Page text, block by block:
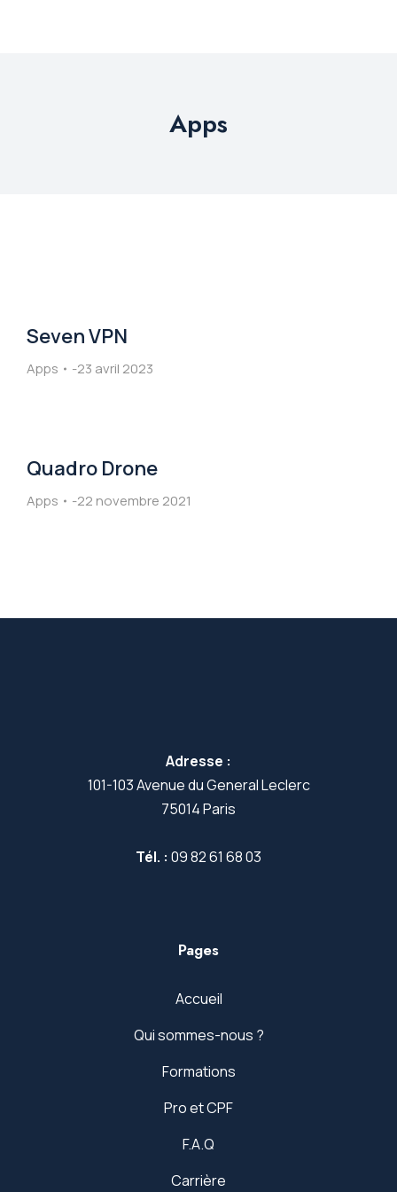
Apps
Seven VPN
Apps 23 avril 2023
Quadro Drone
Apps 22 novembre 2021
Adresse :
101-103 Avenue du General Leclerc
75014 Paris
Tél. : 09 82 61 68 03
Pages
Accueil
Qui sommes-nous ?
Formations
Pro et CPF
F.A.Q
Carrière